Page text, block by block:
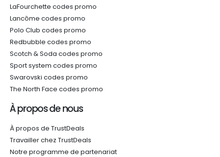
LaFourchette codes promo
Lancôme codes promo
Polo Club codes promo
Redbubble codes promo
Scotch & Soda codes promo
Sport system codes promo
Swarovski codes promo
The North Face codes promo
À propos de nous
À propos de TrustDeals
Travailler chez TrustDeals
Notre programme de partenariat